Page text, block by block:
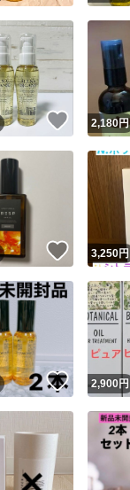
いいね！
2,180円
いいね！
3,250円
いいね！
2,900円